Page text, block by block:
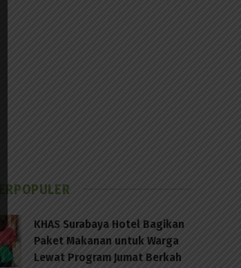
KHAS Surabaya Hotel Bagikan
Paket Makanan untuk Warga
Lewat Program Jumat Berkah